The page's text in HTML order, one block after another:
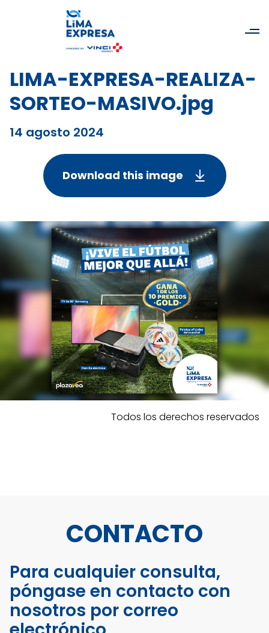
LIMA-EXPRESA-REALIZA-
SORTEO-MASIVO.jpg
14 agosto 2024
Download this image
Todos los derechos reservados
CONTACTO
Para cualquier consulta,
póngase en contacto con
nosotros por correo